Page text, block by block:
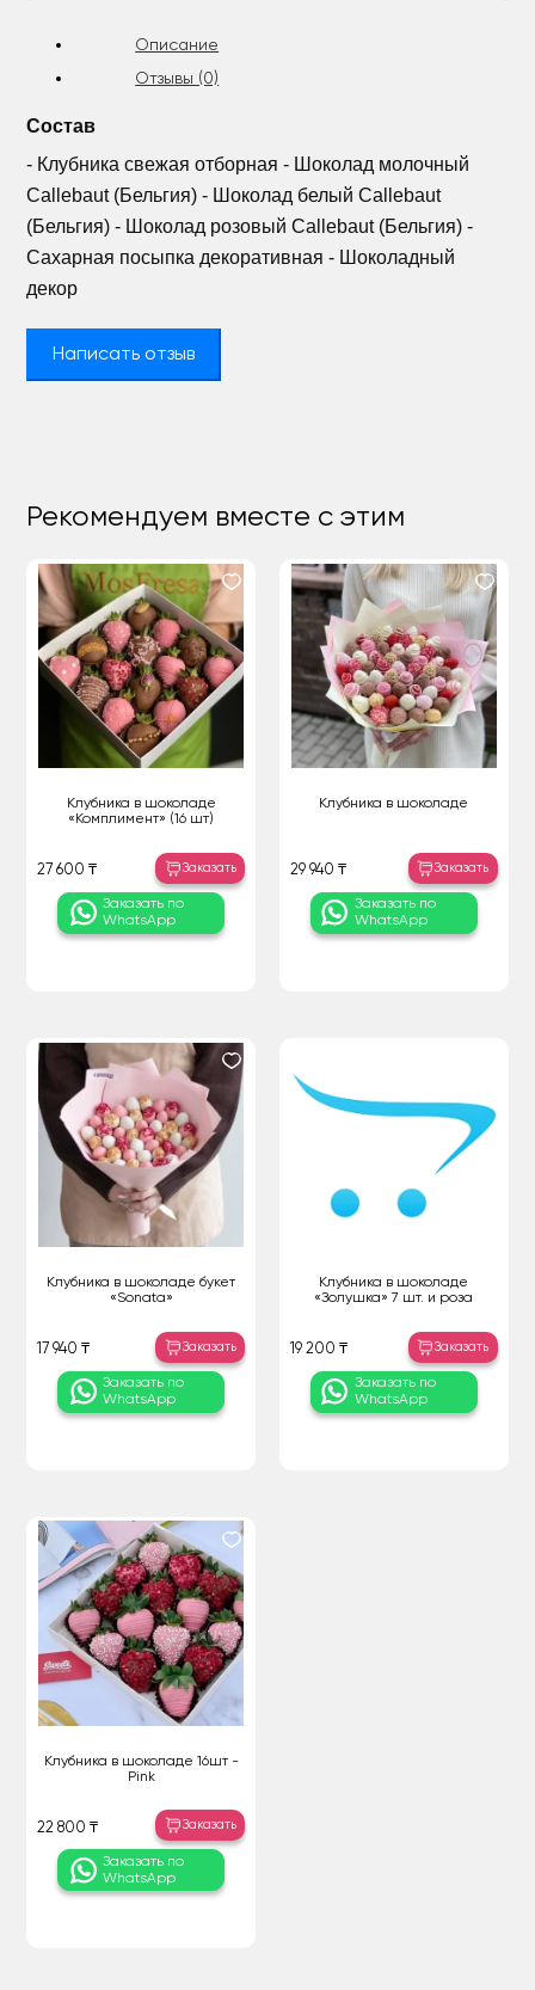
Описание
Отзывы (0)
Состав
- Клубника свежая отборная - Шоколад молочный
Callebaut (Бельгия) - Шоколад белый Callebaut
(Бельгия) - Шоколад розовый Callebaut (Бельгия) -
Сахарная посыпка декоративная - Шоколадный
декор
Написать отзыв
Рекомендуем вместе с этим
Клубника в шоколаде
«Комплимент» (16 шт)
27 600 ₸ Заказать
Заказать по
WhatsApp
Клубника в шоколаде
29 940 ₸ Заказать
Заказать по
WhatsApp
Клубника в шоколаде букет
«Sonata»
17 940 ₸ Заказать
Заказать по
WhatsApp
Клубника в шоколаде
«Золушка» 7 шт. и роза
19 200 ₸ Заказать
Заказать по
WhatsApp
Клубника в шоколаде 16шт -
Pink
22 800 ₸ Заказать
Заказать по
WhatsApp